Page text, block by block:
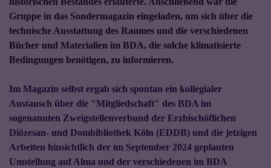
Gruppe in das Sondermagazin eingeladen, um sich über die
technische Ausstattung des Raumes und die verschiedenen
Bücher und Materialien im BDA, die solche klimatisierte
Bedingungen benötigen, zu informieren.
Im Magazin selbst ergab sich spontan ein kollegialer
Austausch über die "Mitgliedschaft" des BDA im
sogenannten Zweigstellenverbund der Erzbischöflichen
Diözesan- und Dombibliothek Köln (EDDB) und die jetzigen
Arbeiten hinsichtlich der im September 2024 geplanten
Umstellung auf Alma und der verschiedenen im BDA